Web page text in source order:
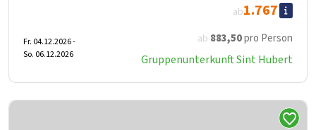
ab 883,50pro Person
ab1.767
Fr. 04.12.2026 -
So. 06.12.2026
Gruppenunterkunft Sint Hubert